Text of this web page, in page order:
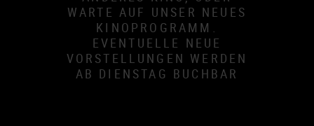
WARTE AUF UNSER NEUES
KINOPROGRAMM.
EVENTUELLE NEUE
VORSTELLUNGEN WERDEN
AB DIENSTAG BUCHBAR